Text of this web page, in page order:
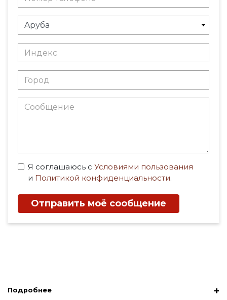
Я соглашаюсь с Условиями пользования
и Политикой конфиденциальности.
Отправить моё сообщение
Подробнее